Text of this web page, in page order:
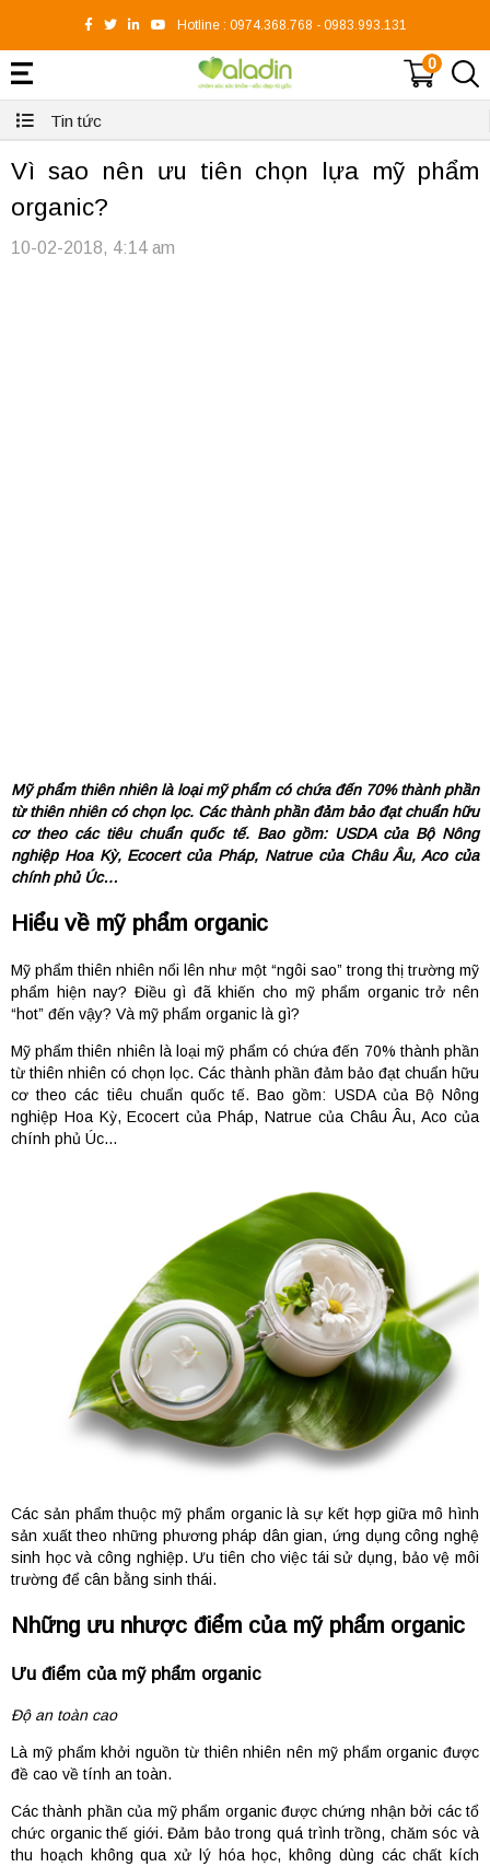
Hotline : 0974.368.768 - 0983.993.131
0
Tin tức
Vì sao nên ưu tiên chọn lựa mỹ phẩm
organic?
10-02-2018, 4:14 am
Mỹ phẩm thiên nhiên là loại mỹ phẩm có chứa đến 70% thành phần
từ thiên nhiên có chọn lọc. Các thành phần đảm bảo đạt chuẩn hữu
cơ theo các tiêu chuẩn quốc tế. Bao gồm: USDA của Bộ Nông
nghiệp Hoa Kỳ, Ecocert của Pháp, Natrue của Châu Âu, Aco của
chính phủ Úc…
Hiểu về mỹ phẩm organic
Mỹ phẩm thiên nhiên nổi lên như một “ngôi sao” trong thị trường mỹ
phẩm hiện nay? Điều gì đã khiến cho mỹ phẩm organic trở nên
“hot” đến vậy? Và mỹ phẩm organic là gì?
Mỹ phẩm thiên nhiên là loại mỹ phẩm có chứa đến 70% thành phần
từ thiên nhiên có chọn lọc. Các thành phần đảm bảo đạt chuẩn hữu
cơ theo các tiêu chuẩn quốc tế. Bao gồm: USDA của Bộ Nông
nghiệp Hoa Kỳ, Ecocert của Pháp, Natrue của Châu Âu, Aco của
chính phủ Úc…
Các sản phẩm thuộc mỹ phẩm organic là sự kết hợp giữa mô hình
sản xuất theo những phương pháp dân gian, ứng dụng công nghệ
sinh học và công nghiệp. Ưu tiên cho việc tái sử dụng, bảo vệ môi
trường để cân bằng sinh thái.
Những ưu nhược điểm của mỹ phẩm organic
Ưu điểm của mỹ phẩm organic
Độ an toàn cao
Là mỹ phẩm khởi nguồn từ thiên nhiên nên mỹ phẩm organic được
đề cao về tính an toàn.
Các thành phần của mỹ phẩm organic được chứng nhận bởi các tổ
chức organic thế giới. Đảm bảo trong quá trình trồng, chăm sóc và
thu hoạch không qua xử lý hóa học, không dùng các chất kích